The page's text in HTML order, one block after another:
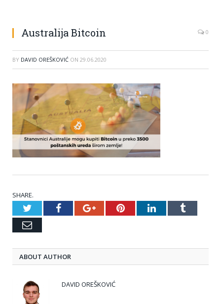
Australija Bitcoin 0
BY DAVID OREŠKOVIĆ ON 29.06.2020
SHARE.
TwitterFacebookGoogle+PinterestLinkedInTumblr
Email
ABOUT AUTHOR
DAVID OREŠKOVIĆ